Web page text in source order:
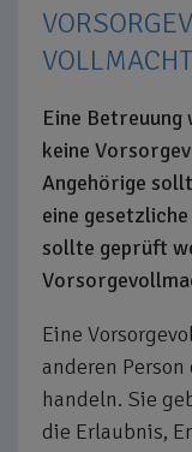
VOLLMACHT
Eine
keine
Angehörige
eine
sollte geprüft
Eine
anderen
handeln. Sie
die Erlaubnis,